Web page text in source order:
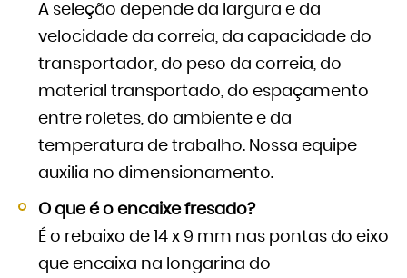
A seleção depende da largura e da
velocidade da correia, da capacidade do
transportador, do peso da correia, do
material transportado, do espaçamento
entre roletes, do ambiente e da
temperatura de trabalho. Nossa equipe
auxilia no dimensionamento.
O que é o encaixe fresado?
É o rebaixo de 14 x 9 mm nas pontas do eixo
que encaixa na longarina do